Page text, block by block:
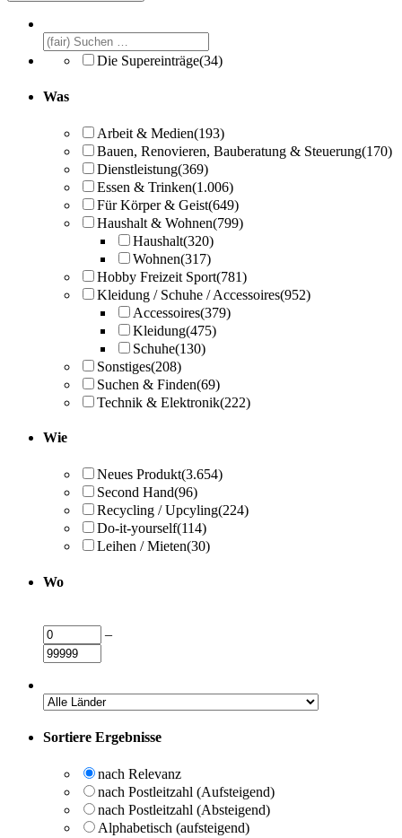
Die Supereinträge(34)
Was
Arbeit & Medien(193)
Bauen, Renovieren, Bauberatung & Steuerung(170)
Dienstleistung(369)
Essen & Trinken(1.006)
Für Körper & Geist(649)
Haushalt & Wohnen(799)
Haushalt(320)
Wohnen(317)
Hobby Freizeit Sport(781)
Kleidung / Schuhe / Accessoires(952)
Accessoires(379)
Kleidung(475)
Schuhe(130)
Sonstiges(208)
Suchen & Finden(69)
Technik & Elektronik(222)
Wie
Neues Produkt(3.654)
Second Hand(96)
Recycling / Upcyling(224)
Do-it-yourself(114)
Leihen / Mieten(30)
Wo
–
Sortiere Ergebnisse
nach Relevanz
nach Postleitzahl (Aufsteigend)
nach Postleitzahl (Absteigend)
Alphabetisch (aufsteigend)